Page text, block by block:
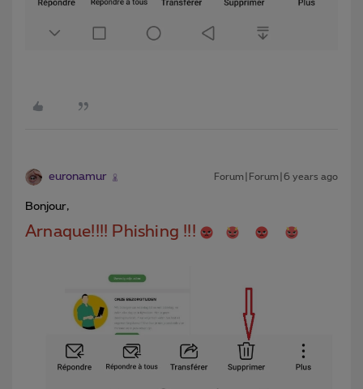
euronamur Forum|Forum|6 years ago
Bonjour,
Arnaque!!!! Phishing !!!